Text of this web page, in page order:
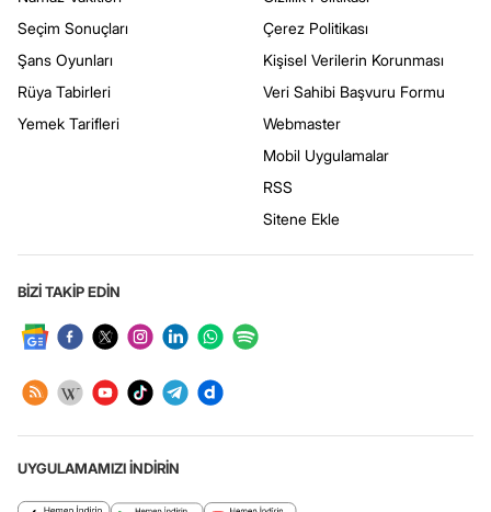
Seçim Sonuçları
Şans Oyunları
Rüya Tabirleri
Yemek Tarifleri
Çerez Politikası
Kişisel Verilerin Korunması
Veri Sahibi Başvuru Formu
Webmaster
Mobil Uygulamalar
RSS
Sitene Ekle
BİZİ TAKİP EDİN
UYGULAMAMIZI İNDİRİN